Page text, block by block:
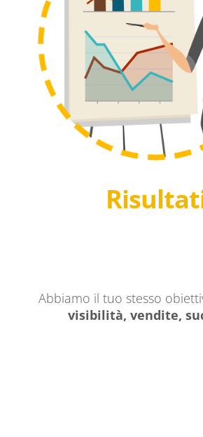
Abbiamo il tuo stesso
visibilità, vendite,